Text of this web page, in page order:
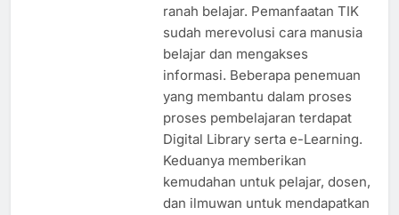
ranah belajar. Pemanfaatan TIK
sudah merevolusi cara manusia
belajar dan mengakses
informasi. Beberapa penemuan
yang membantu dalam proses
proses pembelajaran terdapat
Digital Library serta e-Learning.
Keduanya memberikan
kemudahan untuk pelajar, dosen,
dan ilmuwan untuk mendapatkan